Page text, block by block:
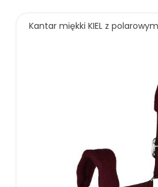
319.00 zł
Kantar miękki KIEL z